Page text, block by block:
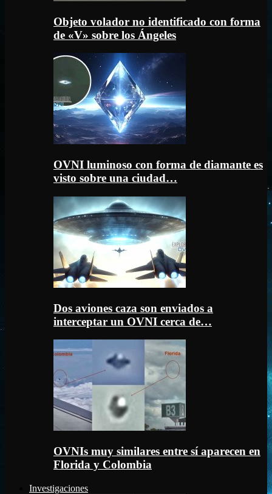
Objeto volador no identificado con forma
de «V» sobre los Ángeles
OVNI luminoso con forma de diamante es
visto sobre una ciudad…
Dos aviones caza son enviados a
interceptar un OVNI cerca de…
OVNIs muy similares entre sí aparecen en
Florida y Colombia
Investigaciones